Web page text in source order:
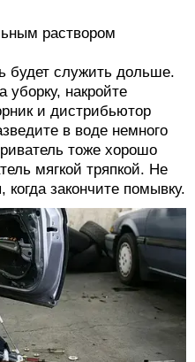
раствором
будет служить дольше.
накройте
и дистрибьютор
в воде немного
тоже хорошо
мягкой тряпкой. Не
когда закончите помывку.